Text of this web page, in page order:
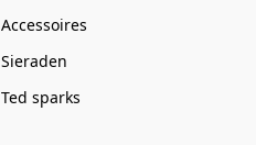
Accessoires
Sieraden
Ted sparks